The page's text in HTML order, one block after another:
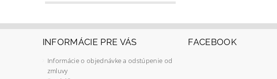
INFORMÁCIE PRE VÁS
Informácie o objednávke a odstúpenie od
zmluvy
FACEBOOK